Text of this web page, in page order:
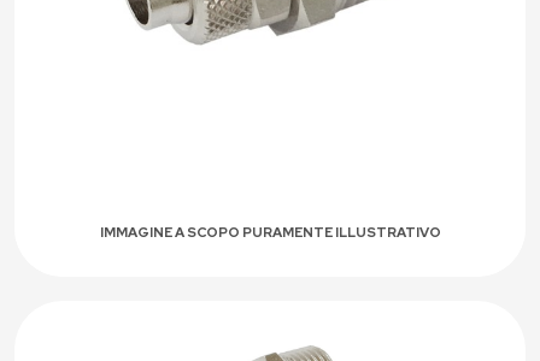
IMMAGINE A SCOPO PURAMENTE ILLUSTRATIVO